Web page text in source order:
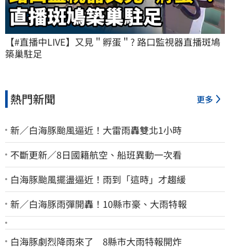
【#直播中LIVE】又見＂孵蛋＂? 路口監視器直播斑鳩
築巢駐足
熱門新聞 更多
新／白海豚颱風逼近！大雷雨轟雙北1小時
不斷更新／8日國籍航空、船班異動一次看
白海豚颱風擺盪逼近！雨到「這時」才趨緩
新／白海豚雨彈開轟！10縣市豪、大雨特報
白海豚劇烈降雨來了 8縣市大雨特報開炸